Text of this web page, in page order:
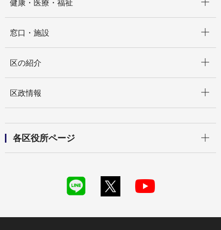
健康・医療・福祉
窓口・施設
区の紹介
区政情報
各区役所ページ